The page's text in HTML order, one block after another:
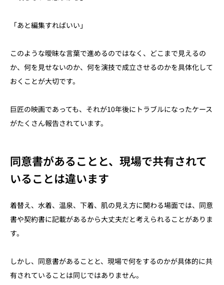
「あと編集すればいい」
このような曖昧な言葉で進めるのではなく、どこまで見えるの
か、何を見せないのか、何を演技で成立させるのかを具体化して
おくことが大切です。
巨匠の映画であっても、それが10年後にトラブルになったケース
がたくさん報告されています。
同意書があることと、現場で共有されて
いることは違います
着替え、水着、温泉、下着、肌の見え方に関わる場面では、同意
書や契約書に記載があるから大丈夫だと考えられることがありま
す。
しかし、同意書があることと、現場で何をするのかが具体的に共
有されていることは同じではありません。